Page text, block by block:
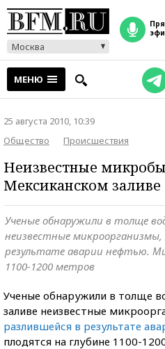
Москва
прямой
МЕНЮ
25 августа 2010, 10:39
Общество
Происшествия
Неизвестные
Мексиканском заливе
Ученые обнаружили в толще
неизвестные
результате аварии нефтью.
1100-1200 метров
Ученые обнаружили в толще
заливе неизвестные
разлившейся в результате
плодятся на глубине 1100-